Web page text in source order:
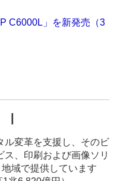
C6000L」を新発売（3
|
ル変革を支援し、そのビ
、印刷および画像ソリ
域で提供しています